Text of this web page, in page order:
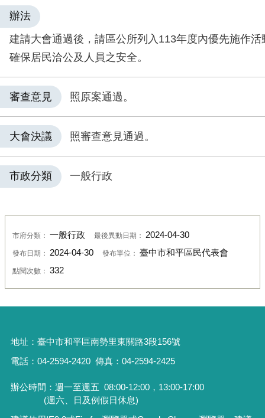
辦法
建請大會通過後，請區公所列入113年度內優先施作
確保居民洽公及人員之安全。
審查意見 照原案通過。
大會決議 照審查意見通過。
市政分類 一般行政
市府分類： 一般行政 最後異動日期： 2024-04-30
發布日期： 2024-04-30 發布單位： 臺中市和平區民代表會
點閱次數： 332
地址： 臺中市和平區南勢里東關路3段156號
電話：04-2594-2420 傳真：04-2594-2425
辦公時間：週一至週五 08:00-12:00，13:00-17:00
(週六、日及例假日休息)